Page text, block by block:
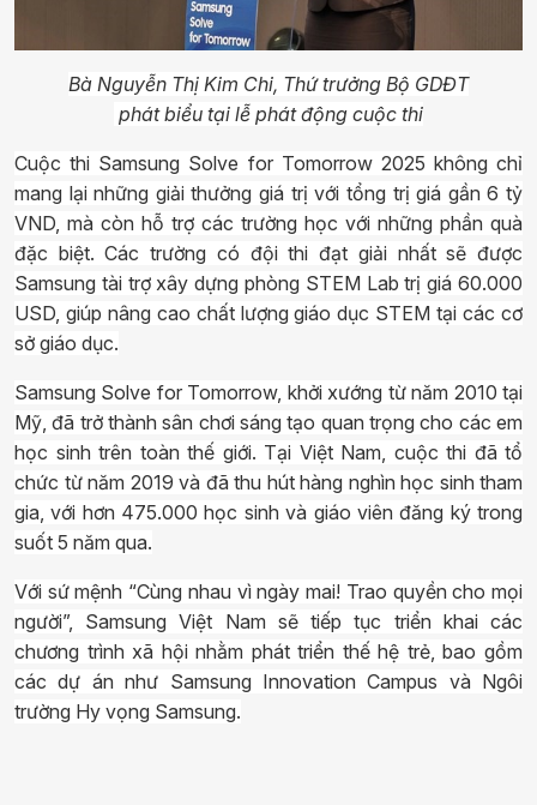
Bà Nguyễn Thị Kim Chi, Thứ trưởng Bộ GDĐT
phát biểu tại lễ phát động cuộc thi
Cuộc thi Samsung Solve for Tomorrow 2025 không chỉ
mang lại những giải thưởng giá trị với tổng trị giá gần 6 tỷ
VND, mà còn hỗ trợ các trường học với những phần quà
đặc biệt. Các trường có đội thi đạt giải nhất sẽ được
Samsung tài trợ xây dựng phòng STEM Lab trị giá 60.000
USD, giúp nâng cao chất lượng giáo dục STEM tại các cơ
sở giáo dục.
Samsung Solve for Tomorrow, khởi xướng từ năm 2010 tại
Mỹ, đã trở thành sân chơi sáng tạo quan trọng cho các em
học sinh trên toàn thế giới. Tại Việt Nam, cuộc thi đã tổ
chức từ năm 2019 và đã thu hút hàng nghìn học sinh tham
gia, với hơn 475.000 học sinh và giáo viên đăng ký trong
suốt 5 năm qua.
Với sứ mệnh “Cùng nhau vì ngày mai! Trao quyền cho mọi
người”, Samsung Việt Nam sẽ tiếp tục triển khai các
chương trình xã hội nhằm phát triển thế hệ trẻ, bao gồm
các dự án như Samsung Innovation Campus và Ngôi
trường Hy vọng Samsung.